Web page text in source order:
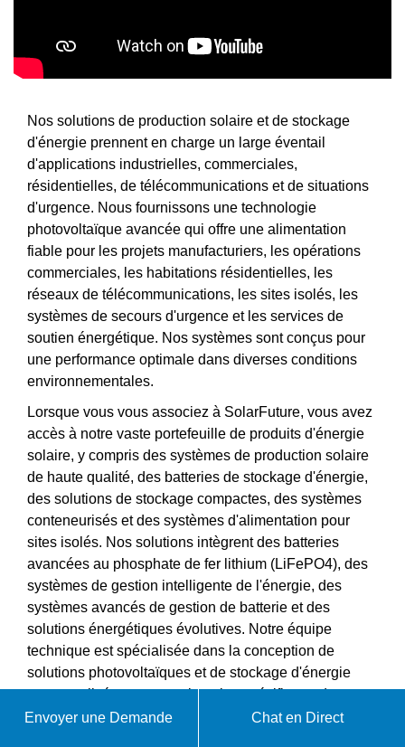
Nos solutions de production solaire et de stockage
d'énergie prennent en charge un large éventail
d'applications industrielles, commerciales,
résidentielles, de télécommunications et de situations
d'urgence. Nous fournissons une technologie
photovoltaïque avancée qui offre une alimentation
fiable pour les projets manufacturiers, les opérations
commerciales, les habitations résidentielles, les
réseaux de télécommunications, les sites isolés, les
systèmes de secours d'urgence et les services de
soutien énergétique. Nos systèmes sont conçus pour
une performance optimale dans diverses conditions
environnementales.
Lorsque vous vous associez à SolarFuture, vous avez
accès à notre vaste portefeuille de produits d'énergie
solaire, y compris des systèmes de production solaire
de haute qualité, des batteries de stockage d'énergie,
des solutions de stockage compactes, des systèmes
conteneurisés et des systèmes d'alimentation pour
sites isolés. Nos solutions intègrent des batteries
avancées au phosphate de fer lithium (LiFePO4), des
systèmes de gestion intelligente de l'énergie, des
systèmes avancés de gestion de batterie et des
solutions énergétiques évolutives. Notre équipe
technique est spécialisée dans la conception de
solutions photovoltaïques et de stockage d'énergie
personnalisées pour vos besoins spécifiques de
projet.
Envoyer une Demande Chat en Direct